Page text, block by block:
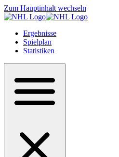
Zum Hauptinhalt wechseln
Ergebnisse
Spielplan
Statistiken